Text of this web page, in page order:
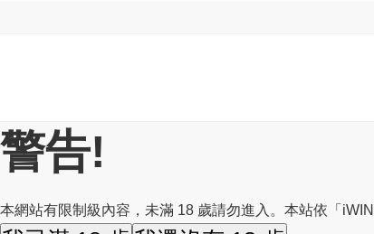
警告!
本網站有限制級內容，未滿 18 歲請勿進入。本站依「